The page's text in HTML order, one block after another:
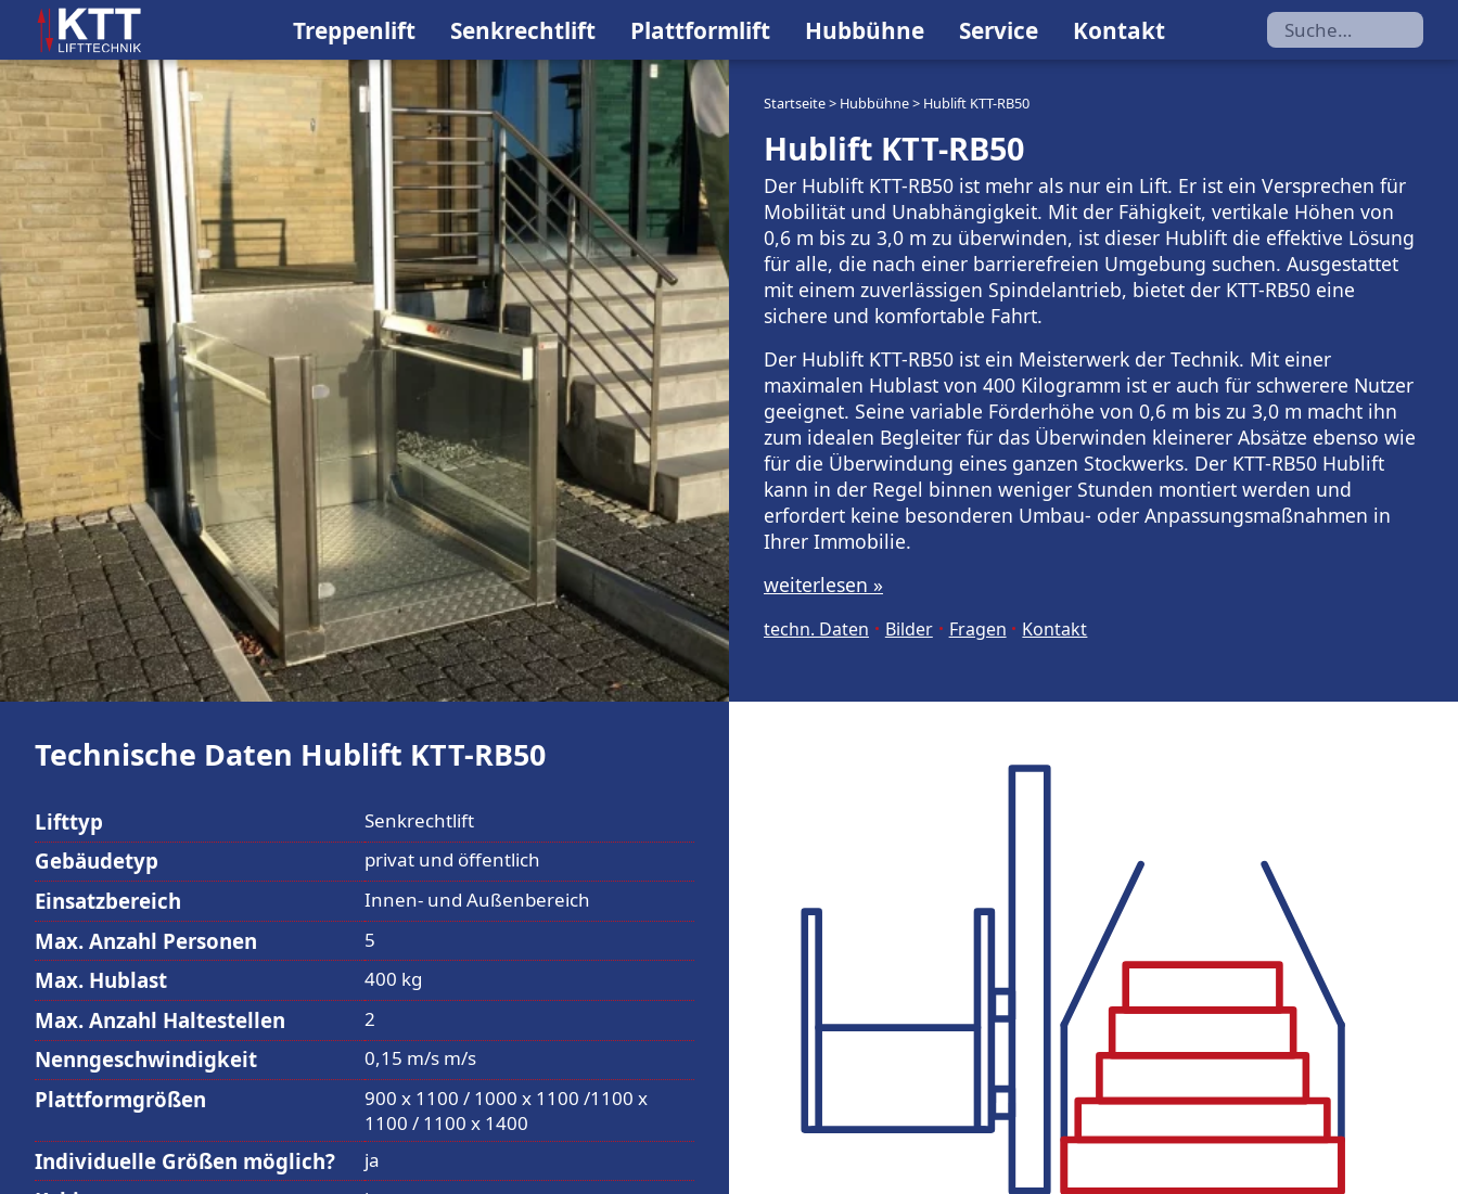
Treppenlift Senkrechtlift Plattformlift Hubbühne Service Kontakt Suche…
Startseite> Hubbühne> Hublift KTT-RB50
Hublift KTT-RB50
Der Hublift KTT-RB50 ist mehr als nur ein Lift. Er ist ein Versprechen für
Mobilität und Unabhängigkeit. Mit der Fähigkeit, vertikale Höhen von
0,6 m bis zu 3,0 m zu überwinden, ist dieser Hublift die effektive Lösung
für alle, die nach einer barrierefreien Umgebung suchen. Ausgestattet
mit einem zuverlässigen Spindelantrieb, bietet der KTT-RB50 eine
sichere und komfortable Fahrt.
Der Hublift KTT-RB50 ist ein Meisterwerk der Technik. Mit einer
maximalen Hublast von 400 Kilogramm ist er auch für schwerere Nutzer
geeignet. Seine variable Förderhöhe von 0,6 m bis zu 3,0 m macht ihn
zum idealen Begleiter für das Überwinden kleinerer Absätze ebenso wie
für die Überwindung eines ganzen Stockwerks. Der KTT-RB50 Hublift
kann in der Regel binnen weniger Stunden montiert werden und
erfordert keine besonderen Umbau- oder Anpassungsmaßnahmen in
Ihrer Immobilie.
weiterlesen »
techn. Daten Bilder Fragen Kontakt
Technische Daten Hublift KTT-RB50
Lifttyp Senkrechtlift
Gebäudetyp privat und öffentlich
Einsatzbereich Innen- und Außenbereich
Max. Anzahl Personen 5
Max. Hublast 400 kg
Max. Anzahl Haltestellen 2
Nenngeschwindigkeit 0,15 m/s m/s
Plattformgrößen
900 x 1100 / 1000 x 1100 /1100 x
1100 / 1100 x 1400
Individuelle Größen möglich? ja